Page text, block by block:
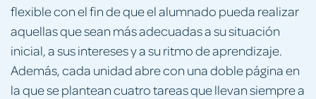
flexible con el fin de que el alumnado pueda realizar
aquellas que sean más adecuadas a su situación
inicial, a sus intereses y a su ritmo de aprendizaje.
Además, cada unidad abre con una doble página en
la que se plantean cuatro tareas que llevan siempre a